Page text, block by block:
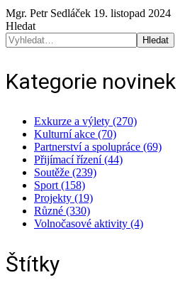
Mgr. Petr Sedláček 19. listopad 2024
Hledat
Hledat
Kategorie novinek
Exkurze a výlety (270)
Kulturní akce (70)
Partnerství a spolupráce (69)
Přijímací řízení (44)
Soutěže (239)
Sport (158)
Projekty (19)
Různé (330)
Volnočasové aktivity (4)
Štítky